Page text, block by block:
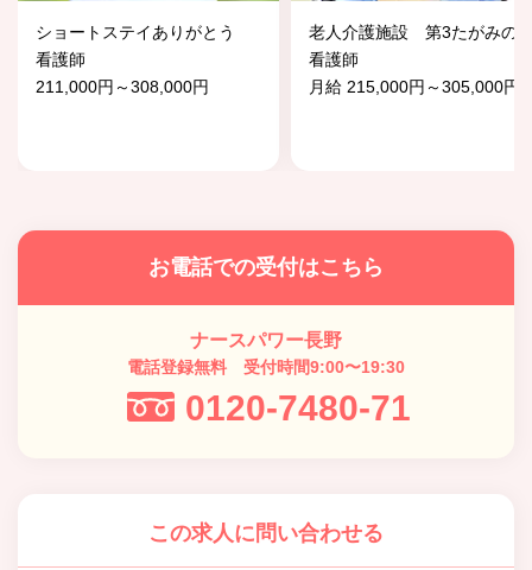
ショートステイありがとう
看護師
211,000円～308,000円
老人介護施設 第3たがみの
看護師
月給 215,000円～305,000円
お電話での受付はこちら
ナースパワー長野
電話登録無料 受付時間9:00〜19:30
0120-7480-71
この求人に問い合わせる